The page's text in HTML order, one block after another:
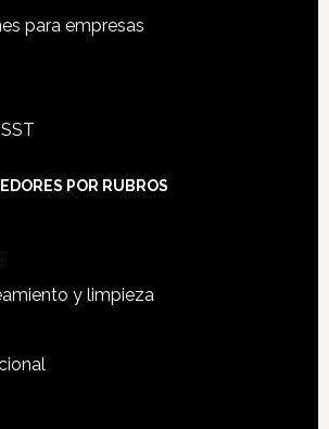
para empresas
POR RUBROS
y limpieza